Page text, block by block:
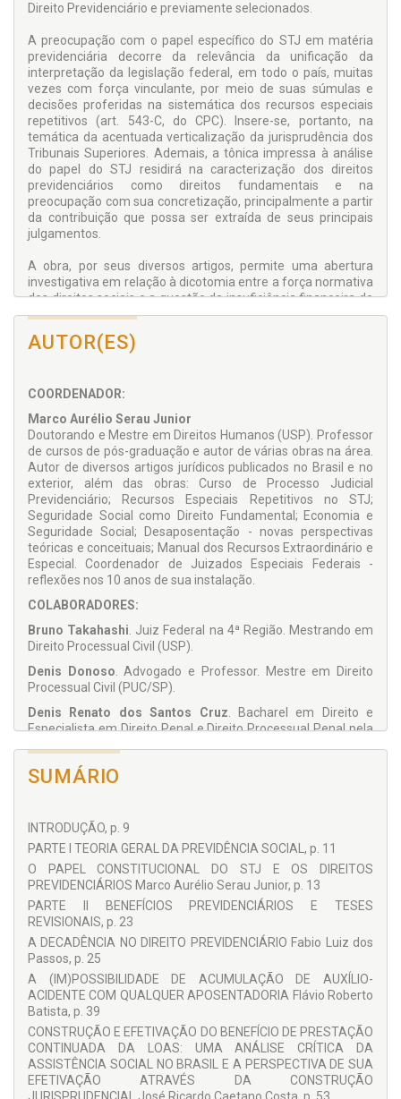
Direito Previdenciário e previamente selecionados.
A preocupação com o papel específico do STJ em matéria
previdenciária decorre da relevância da unificação da
interpretação da legislação federal, em todo o país, muitas
vezes com força vinculante, por meio de suas súmulas e
decisões proferidas na sistemática dos recursos especiais
repetitivos (art. 543-C, do CPC). Insere-se, portanto, na
temática da acentuada verticalização da jurisprudência dos
Tribunais Superiores. Ademais, a tônica impressa à análise
do papel do STJ residirá na caracterização dos direitos
previdenciários como direitos fundamentais e na
preocupação com sua concretização, principalmente a partir
da contribuição que possa ser extraída de seus principais
julgamentos.
A obra, por seus diversos artigos, permite uma abertura
investigativa em relação à dicotomia entre a força normativa
dos direitos sociais e a questão da insuficiência financeira de
recursos do Estado. Também permite o exame, em diversos
casos concretos, da questão da interferência judicial nas
políticas públicas previdenciárias.
AUTOR(ES)
COORDENADOR:
Marco Aurélio Serau Junior
Doutorando e Mestre em Direitos Humanos (USP). Professor
de cursos de pós-graduação e autor de várias obras na área.
Autor de diversos artigos jurídicos publicados no Brasil e no
exterior, além das obras: Curso de Processo Judicial
Previdenciário; Recursos Especiais Repetitivos no STJ;
Seguridade Social como Direito Fundamental; Economia e
Seguridade Social; Desaposentação - novas perspectivas
teóricas e conceituais; Manual dos Recursos Extraordinário e
Especial. Coordenador de Juizados Especiais Federais -
reflexões nos 10 anos de sua instalação.
COLABORADORES:
Bruno Takahashi . Juiz Federal na 4ª Região. Mestrando em
Direito Processual Civil (USP).
Denis Donoso . Advogado e Professor. Mestre em Direito
Processual Civil (PUC/SP).
Denis Renato dos Santos Cruz . Bacharel em Direito e
Especialista em Direito Penal e Direito Processual Penal pela
no Tribunal Regional Federal da 3ª Região, onde é Analista
Fabio Luiz dos Passos
Instituto Brasileiro de Direito Previdenciário. Professor de
Direito Previdenciário. Mestrando em Ciência Jurídica
(Univali). Mestrando em Direito Ambiental e Sustentabilidade
pela Universidad Alicante, Espanha. Especialista em Direito
do Trabalho e Previdência Social (Univali). Especialista em
Direito Processual Civil (PUC/PR).
Flávio Roberto Batista. Doutor e Mestre em Direito do
Trabalho e da Seguridade Social pela Universidade de São
Paulo. Professor Titular da Faculdade de Direito de São
Bernardo do Campo - Autarquia Municipal e Professor da
Escola Paulista de Direito Social. Autor de artigos jurídicos.
Jair Soares Júnior. Defensor Público Federal de Primeira
Categoria, em Brasília-DF, com atuação junto ao Tribunal
Regional Federal da 1ª Região e nas Turmas Recursais do DF
e Turma Regional de Uniformização de Jurisprudência da 1ª
Região. Membro da Câmara de Coordenação de Direitos
SUMÁRIO
INTRODUÇÃO, p. 9
PARTE I TEORIA GERAL DA PREVIDÊNCIA SOCIAL, p. 11
O PAPEL CONSTITUCIONAL DO STJ E OS DIREITOS
PREVIDENCIÁRIOS Marco Aurélio Serau Junior, p. 13
PARTE II BENEFÍCIOS PREVIDENCIÁRIOS E TESES
REVISIONAIS, p. 23
A DECADÊNCIA NO DIREITO PREVIDENCIÁRIO Fabio Luiz dos
Passos, p. 25
A (IM)POSSIBILIDADE DE ACUMULAÇÃO DE AUXÍLIO-
ACIDENTE COM QUALQUER APOSENTADORIA Flávio Roberto
Batista, p. 39
CONSTRUÇÃO E EFETIVAÇÃO DO BENEFÍCIO DE PRESTAÇÃO
CONTINUADA DA LOAS: UMA ANÁLISE CRÍTICA DA
ASSISTÊNCIA SOCIAL NO BRASIL E A PERSPECTIVA DE SUA
EFETIVAÇÃO ATRAVÉS DA CONSTRUÇÃO